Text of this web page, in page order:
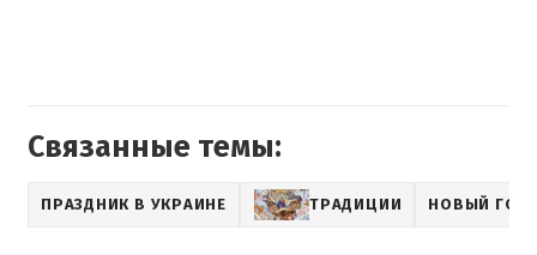
Связанные темы:
ПРАЗДНИК В УКРАИНЕ ТРАДИЦИИ НОВЫЙ ГОД